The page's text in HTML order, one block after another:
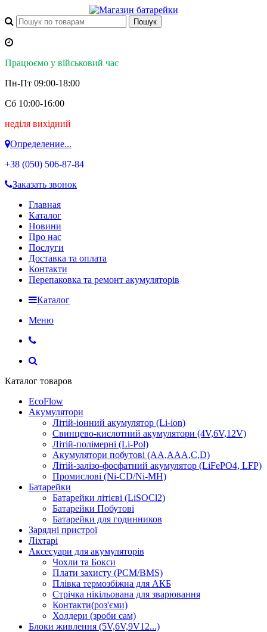
Працюємо у військовий час
Пн-Пт 09:00-18:00
Сб 10:00-16:00
неділя вихідний
Определение...
+38 (050) 506-87-84
Заказать звонок
Главная
Каталог
Новини
Про нас
Послуги
Доставка та оплата
Контакти
Перепаковка та ремонт акумуляторів
Каталог
Меню
Каталог товаров
EcoFlow
Акумулятори
Літій-іонний акумулятор (Li-ion)
Свинцево-кислотний акумулятори (4V,6V,12V)
Літій-полімерні (Li-Pol)
Акумулятори побутові (AA,AAA,C,D)
Літій-залізо-фосфатний акумулятор (LiFePO4, LFP)
Промислові (Ni-CD/Ni-MH)
Батарейки
Батарейки літієві (LiSOCl2)
Батарейки Побутові
Батарейки для годинников
Зарядні пристрої
Ліхтарі
Аксесуари для акумуляторів
Чохли та Бокси
Плати захисту (PCM/BMS)
Плівка термозбіжна для АКБ
Стрічка нікільована для зварювання
Контакти(роз'єми)
Холдери (зроби сам)
Блоки живлення (5V,6V,9V12...)